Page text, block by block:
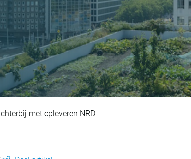
Rotterdam
met opleveren NRD